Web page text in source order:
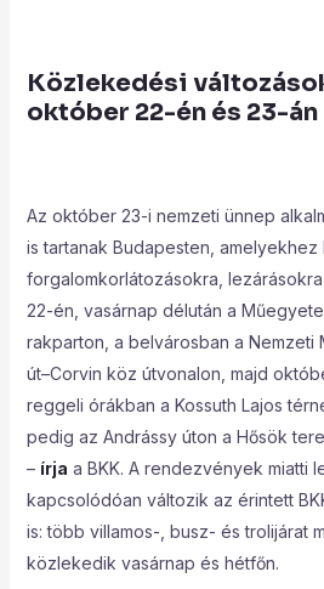
Közlekedési
október 22-én és 23-án
Az október 23-i nemzeti ünnep
is tartanak Budapesten,
forgalomkorlátozásokra,
22-én, vasárnap délután a
rakparton, a belvárosban a Nemzeti
út–Corvin köz útvonalon, majd
reggeli órákban a Kossuth Lajos
pedig az Andrássy úton a Hősök
– írja a BKK. A rendezvények miatti
kapcsolódóan változik az érintett
is: több villamos-, busz- és trolijárat
közlekedik vasárnap és hétfőn.